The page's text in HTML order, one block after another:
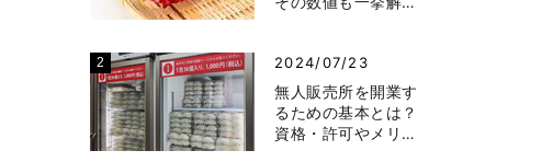
2024/07/23
無人販売所を開業す
るための基本とは？
資格・許可やメリ…